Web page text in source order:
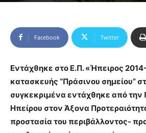
Facebook Twitter
Εντάχθηκε στο Ε.Π. «Ήπειρος
κατασκευής “Πράσινου σημείου”
συγκεκριμένα εντάχθηκε από την
Ηπείρου στον Άξονα
προστασία του περιβάλλοντος-